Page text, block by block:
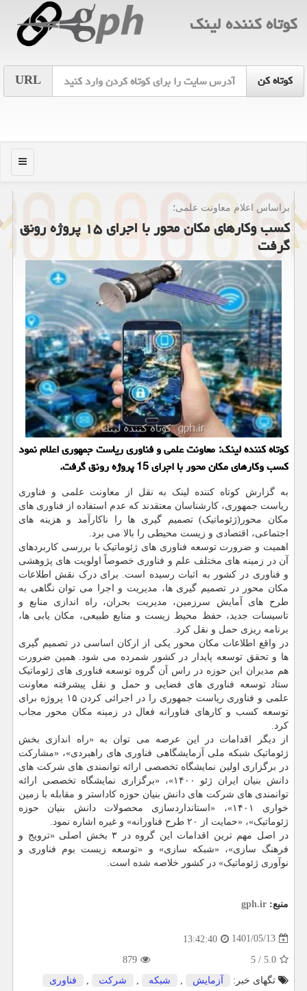
كوتاه كننده لینك
URL
منو
براساس اعلام معاونت علمی؛
کسب وکارهای مکان محور با اجرای ۱۵ پروژه رونق
گرفت
کوتاه کننده لینک: معاونت علمی و فناوری ریاست جمهوری اعلام نمود
کسب وکارهای مکان محور با اجرای 15 پروژه رونق گرفت.
به گزارش کوتاه کننده لینک به نقل از معاونت علمی و فناوری
ریاست جمهوری، کارشناسان معتقدند که عدم استفاده از فناوری های
مکان محور(ژئوماتیک) تصمیم گیری ها را ناکارآمد و هزینه های
اجتماعی، اقتصادی و زیست محیطی را بالا می برد.
اهمیت و ضرورت توسعه فناوری های ژئوماتیک با بررسی کاربردهای
آن در زمینه های مختلف علم و فناوری خصوصاً اولویت های پژوهشی
و فناوری در کشور به اثبات رسیده است. برای درک نقش اطلاعات
مکان محور در تصمیم گیری ها، مدیریت و اجرا می توان نگاهی به
طرح های آمایش سرزمین، مدیریت بحران، راه اندازی منابع و
تاسیسات جدید، حفظ محیط زیست و منابع طبیعی، مکان یابی ها،
برنامه ریزی حمل و نقل کرد.
در واقع اطلاعات مکان محور یکی از ارکان اساسی در تصمیم گیری
ها و تحقق توسعه پایدار در کشور شمرده می شود. همین ضرورت
هم مدیران این حوزه در راس آن گروه توسعه فناوری های ژئوماتیک
ستاد توسعه فناوری های فضایی و حمل و نقل پیشرفته معاونت
علمی و فناوری ریاست جمهوری را در اجرائی کردن ۱۵ پروژه برای
توسعه کسب و کارهای فناورانه فعال در زمینه مکان محور مجاب
کرد.
از دیگر اقدامات در این عرصه می توان به «راه اندازی بخش
ژئوماتیک شبکه ملی آزمایشگاهی فناوری های راهبردی»، «مشارکت
در برگزاری اولین نمایشگاه تخصصی ارائه توانمندی های شرکت های
دانش بنیان ایران ژئو ۱۴۰۰»، «برگزاری نمایشگاه تخصصی ارائه
توانمندی های شرکت های دانش بنیان حوزه کاداستر و مقابله با زمین
خواری ۱۴۰۱»، «استانداردسازی محصولات دانش بنیان حوزه
ژئوماتیک»، «حمایت از ۲۰ طرح فناورانه» و غیره اشاره نمود.
در اصل مهم ترین اقدامات این گروه در ۳ بخش اصلی «ترویج و
فرهنگ سازی»، «شبکه سازی» و «توسعه زیست بوم فناوری و
نوآوری ژئوماتیک» در کشور خلاصه شده است.
منبع: gph.ir
1401/05/13
13:42:40
5.0
/
5
879
تگهای خبر:
آزمایش شبكه شركت فناوری